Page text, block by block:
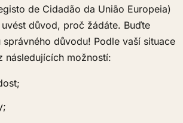
de Cidadão da União Europeia)
důvod, proč žádáte. Buďte
důvodu! Podle vaší situace
následujících možností: